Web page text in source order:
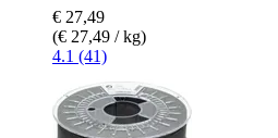
€ 27,49
(€ 27,49 / kg)
4.1 (41)